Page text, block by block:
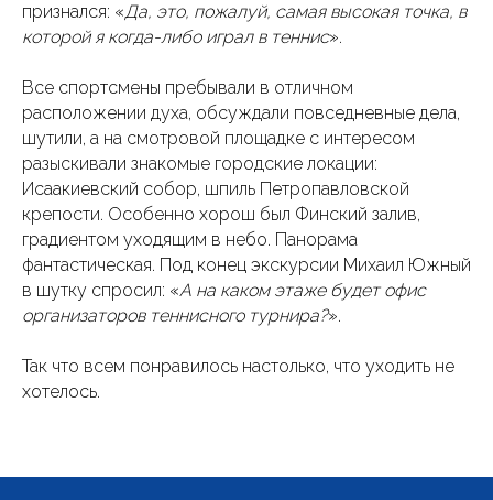
признался: «Да, это, пожалуй, самая высокая точка, в
которой я когда-либо играл в теннис».
Все спортсмены пребывали в отличном
расположении духа, обсуждали повседневные дела,
шутили, а на смотровой площадке с интересом
разыскивали знакомые городские локации:
Исаакиевский собор, шпиль Петропавловской
крепости. Особенно хорош был Финский залив,
градиентом уходящим в небо. Панорама
фантастическая. Под конец экскурсии Михаил Южный
в шутку спросил: «А на каком этаже будет офис
организаторов теннисного турнира?».
Так что всем понравилось настолько, что уходить не
хотелось.